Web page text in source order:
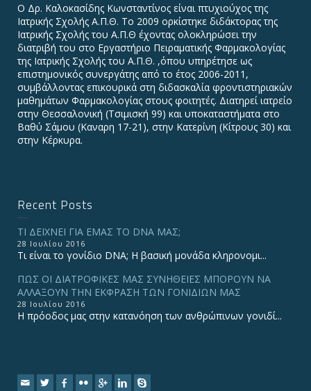
Ο Δρ. Καλοκασίδης Κωνσταντίνος είναι πτυχιούχος της
Ιατρικής Σχολής Α.Π.Θ. Το 2009 ορκίστηκε διδάκτορας της
Ιατρικής Σχολής του Α.Π.Θ έχοντας ολοκληρώσει την
διατριβή του στο Εργαστήριο Πειραματικής Φαρμακολογίας
της Ιατρικής Σχολής του Α.Π.Θ. ,όπου υπηρέτησε ως
επιστημονικός συνεργάτης από το έτος 2006-2011,
συμβάλλοντας επικουρικά στη διδασκαλία φροντιστηριακών
μαθημάτων Φαρμακολογίας στους φοιτητές. Διατηρεί ιατρείο
στην Θεσσαλονική (Τσιμισκή 99) και υποκαταστήματα στο
Βαθύ Σάμου (Καναρη 17-21), στην Κατερίνη (Κίτρους 30) και
στην Κέρκυρα.
Recent Posts
ΤΙ ΔΕΙΧΝΕΙ ΓΙΑ ΕΜΑΣ ΤΟ DNA ΜΑΣ;
28 Ιουλίου 2016
Τι είναι το γονίδιο DNA; Η βασική μονάδα κληρονομι...
ΠΩΣ ΟΙ ΔΙΑΤΡΟΦΙΚΕΣ ΜΑΣ ΣΥΝΗΘΕΙΕΣ ΜΠΟΡΟΥΝ ΝΑ
ΑΛΛΑΞΟΥΝ ΤΗΝ ΕΚΦΡΑΣΗ ΤΩΝ ΓΟΝΙΔΙΩΝ ΜΑΣ
28 Ιουλίου 2016
Η πρόοδος μας στην κατανόηση των ανθρώπινων γονιδί...